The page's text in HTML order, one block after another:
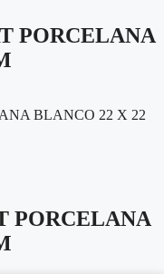
PORCELANA
PORCELANA